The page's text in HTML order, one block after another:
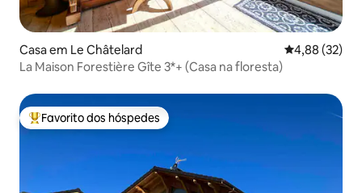
Casa em Le Châtelard Classificação
4,88 (32)
La Maison Forestière Gîte 3*+ (Casa na floresta)
Favoritos dos hóspedes mais apreciados
Favorito dos hóspedes